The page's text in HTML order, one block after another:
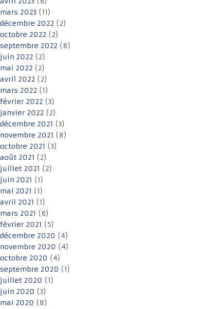
mars 2023 (11)
décembre 2022 (2)
octobre 2022 (2)
septembre 2022 (8)
juin 2022 (2)
mai 2022 (2)
avril 2022 (2)
mars 2022 (1)
février 2022 (3)
janvier 2022 (2)
décembre 2021 (3)
novembre 2021 (8)
octobre 2021 (3)
août 2021 (2)
juillet 2021 (2)
juin 2021 (1)
mai 2021 (1)
avril 2021 (1)
mars 2021 (6)
février 2021 (5)
décembre 2020 (4)
novembre 2020 (4)
octobre 2020 (4)
septembre 2020 (1)
juillet 2020 (1)
juin 2020 (3)
mai 2020 (8)